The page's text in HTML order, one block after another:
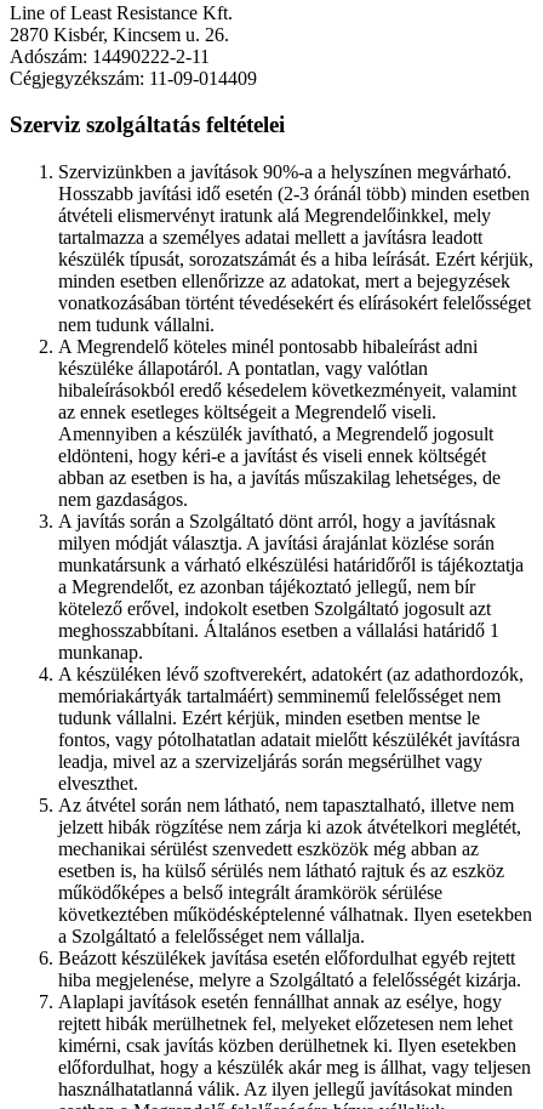
Line of Least Resistance Kft.
2870 Kisbér, Kincsem u. 26.
Adószám: 14490222-2-11
Cégjegyzékszám: 11-09-014409
Szerviz szolgáltatás feltételei
Szervizünkben a javítások 90%-a a helyszínen megvárható.
Hosszabb javítási idő esetén (2-3 óránál több) minden esetben
átvételi elismervényt iratunk alá Megrendelőinkkel, mely
tartalmazza a személyes adatai mellett a javításra leadott
készülék típusát, sorozatszámát és a hiba leírását. Ezért kérjük,
minden esetben ellenőrizze az adatokat, mert a bejegyzések
vonatkozásában történt tévedésekért és elírásokért felelősséget
nem tudunk vállalni.
A Megrendelő köteles minél pontosabb hibaleírást adni
készüléke állapotáról. A pontatlan, vagy valótlan
hibaleírásokból eredő késedelem következményeit, valamint
az ennek esetleges költségeit a Megrendelő viseli.
Amennyiben a készülék javítható, a Megrendelő jogosult
eldönteni, hogy kéri-e a javítást és viseli ennek költségét
abban az esetben is ha, a javítás műszakilag lehetséges, de
nem gazdaságos.
A javítás során a Szolgáltató dönt arról, hogy a javításnak
milyen módját választja. A javítási árajánlat közlése során
munkatársunk a várható elkészülési határidőről is tájékoztatja
a Megrendelőt, ez azonban tájékoztató jellegű, nem bír
kötelező erővel, indokolt esetben Szolgáltató jogosult azt
meghosszabbítani. Általános esetben a vállalási határidő 1
munkanap.
A készüléken lévő szoftverekért, adatokért (az adathordozók,
memóriakártyák tartalmáért) semminemű felelősséget nem
tudunk vállalni. Ezért kérjük, minden esetben mentse le
fontos, vagy pótolhatatlan adatait mielőtt készülékét javításra
leadja, mivel az a szervizeljárás során megsérülhet vagy
elveszthet.
Az átvétel során nem látható, nem tapasztalható, illetve nem
jelzett hibák rögzítése nem zárja ki azok átvételkori meglétét,
mechanikai sérülést szenvedett eszközök még abban az
esetben is, ha külső sérülés nem látható rajtuk és az eszköz
működőképes a belső integrált áramkörök sérülése
következtében működésképtelenné válhatnak. Ilyen esetekben
a Szolgáltató a felelősséget nem vállalja.
Beázott készülékek javítása esetén előfordulhat egyéb rejtett
hiba megjelenése, melyre a Szolgáltató a felelősségét kizárja.
Alaplapi javítások esetén fennállhat annak az esélye, hogy
rejtett hibák merülhetnek fel, melyeket előzetesen nem lehet
kimérni, csak javítás közben derülhetnek ki. Ilyen esetekben
előfordulhat, hogy a készülék akár meg is állhat, vagy teljesen
használhatatlanná válik. Az ilyen jellegű javításokat minden